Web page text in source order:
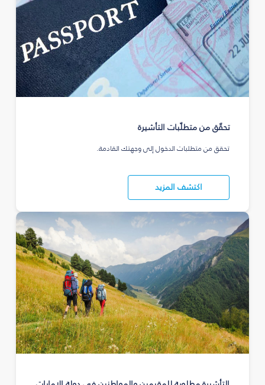
تحقّق من متطلّبات التأشيرة
تحقق من متطلبات الدخول إلى وجهتك القادمة.
اكتشف المزيد